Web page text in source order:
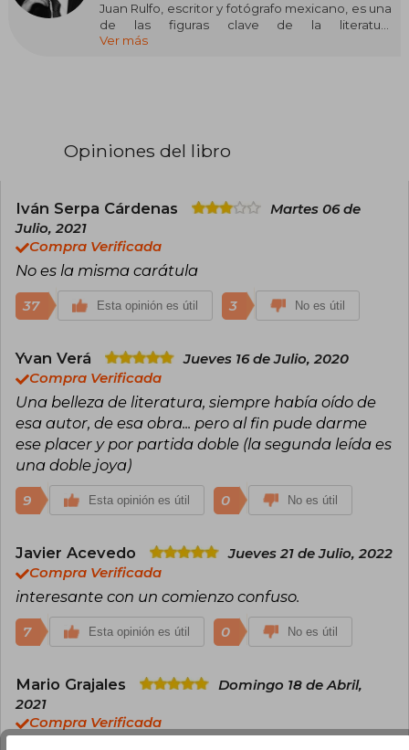
Juan Rulfo, escritor y fotógrafo mexicano, es una
de las figuras clave de la literatura
hispanoamericana del siglo XX. Aunque su obra
elementos sobrenaturales, creando un universo
español con su estructura fragmentaria y su
escritores.
Hombre reservado y observador, Rulfo retrató
como nadie la soledad, la injusticia y la
resistencia silenciosa de los campesinos. Su
prosa, aparentemente sencilla, esconde una
literatura actual.
Ver más
Opiniones del libro
Iván Serpa Cárdenas
Martes 06 de
Julio, 2021
Compra Verificada
No es la misma carátula
37 Esta opinión es útil 3 No es útil
Yvan Verá
Jueves 16 de Julio, 2020
Compra Verificada
Una belleza de literatura, siempre había oído de
esa autor, de esa obra... pero al fin pude darme
ese placer y por partida doble (la segunda leída es
una doble joya)
9 Esta opinión es útil 0 No es útil
Javier Acevedo
Jueves 21 de Julio, 2022
Compra Verificada
interesante con un comienzo confuso.
7 Esta opinión es útil 0 No es útil
Mario Grajales
Domingo 18 de Abril,
2021
Compra Verificada